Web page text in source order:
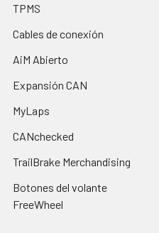
TPMS
Cables de conexión
AiM Abierto
Expansión CAN
MyLaps
CANchecked
TrailBrake Merchandising
Botones del volante
FreeWheel